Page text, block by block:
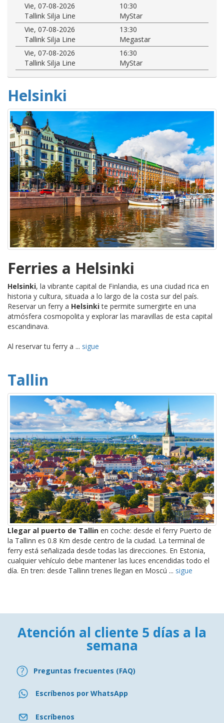
Vie, 07-08-2026
10:30
Tallink Silja Line
MyStar
Vie, 07-08-2026
13:30
Tallink Silja Line
Megastar
Vie, 07-08-2026
16:30
Tallink Silja Line
MyStar
Helsinki
Ferries a Helsinki
Helsinki, la vibrante capital de Finlandia, es una ciudad rica en
historia y cultura, situada a lo largo de la costa sur del país.
Reservar un ferry a Helsinkite permite sumergirte en una
atmósfera cosmopolita y explorar las maravillas de esta capital
escandinava.
Al reservar tu ferry a ... sigue
Tallin
Llegar al puerto de Tallin en coche: desde el ferry Puerto de
la Tallinn es 0.8 Km desde centro de la ciudad. La terminal de
ferry está señalizada desde todas las direcciones. En Estonia,
cualquier vehículo debe mantener las luces encendidas todo el
día. En tren: desde Tallinn trenes llegan en Moscú ... sigue
Atención al cliente 5 días a la
semana
Preguntas frecuentes (FAQ)
Escríbenos por WhatsApp
Escríbenos